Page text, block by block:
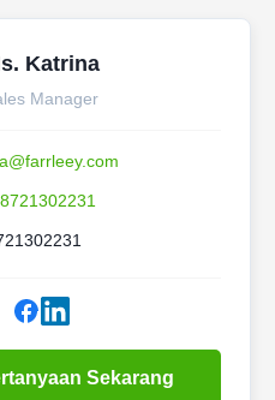
Katrina
Manager
Sekarang